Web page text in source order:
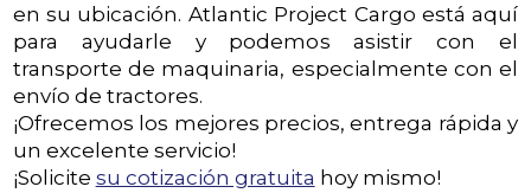
en su ubicación. Atlantic Project Cargo está aquí
para ayudarle y podemos asistir con el
transporte de maquinaria, especialmente con el
envío de tractores.
¡Ofrecemos los mejores precios, entrega rápida y
un excelente servicio!
¡Solicite su cotización gratuita hoy mismo!